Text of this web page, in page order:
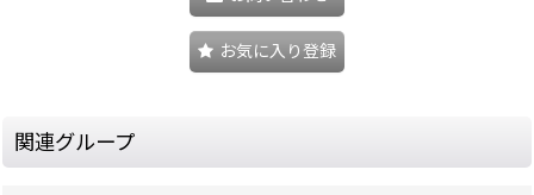
お気に入り登録
関連グループ